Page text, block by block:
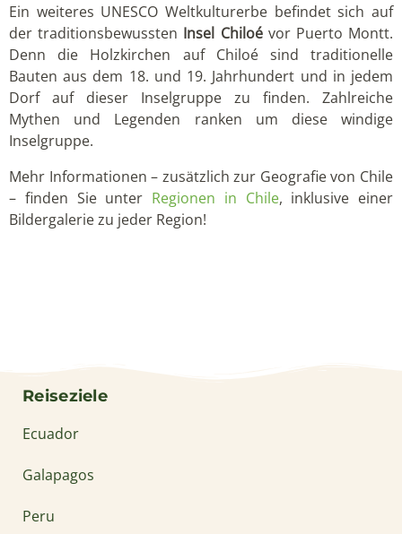
Ein weiteres UNESCO Weltkulturerbe befindet sich auf
der traditionsbewussten Insel Chiloévor Puerto Montt.
Denn die Holzkirchen auf Chiloé sind traditionelle
Bauten aus dem 18. und 19. Jahrhundert und in jedem
Dorf auf dieser Inselgruppe zu finden. Zahlreiche
Mythen und Legenden ranken um diese windige
Inselgruppe.
Mehr Informationen – zusätzlich zur Geografie von Chile
– finden Sie unter Regionen in Chile, inklusive einer
Bildergalerie zu jeder Region!
Reiseziele
Ecuador
Galapagos
Peru